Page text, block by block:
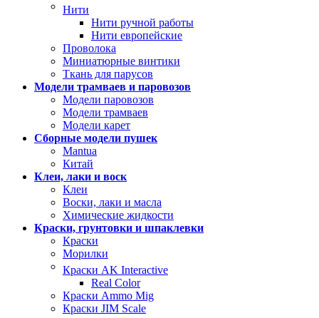
Нити
Нити ручной работы
Нити европейские
Проволока
Миниатюрные винтики
Ткань для парусов
Модели трамваев и паровозов
Модели паровозов
Модели трамваев
Модели карет
Сборные модели пушек
Mantua
Китай
Клеи, лаки и воск
Клеи
Воски, лаки и масла
Химические жидкости
Краски, грунтовки и шпаклевки
Краски
Морилки
Краски AK Interactive
Real Color
Краски Ammo Mig
Краски JIM Scale